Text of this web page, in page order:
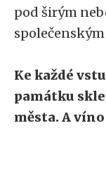
pod širým
Ke každé
památku
města. A